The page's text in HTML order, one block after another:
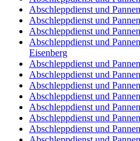
Abschleppdienst und
Abschleppdienst und
Abschleppdienst und
Abschleppdienst und
Eisenberg
Abschleppdienst und
Abschleppdienst und
Abschleppdienst und
Abschleppdienst und
Abschleppdienst und
Abschleppdienst und
Abschleppdienst und